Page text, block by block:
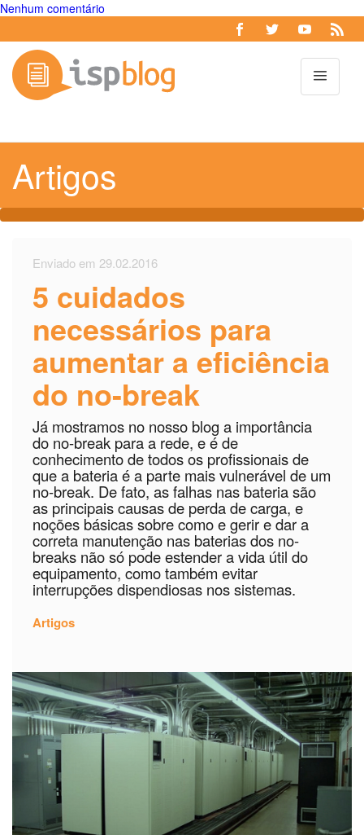
Nenhum comentário
Artigos
Enviado em 29.02.2016
5 cuidados
necessários para
aumentar a eficiência
do no-break
Já mostramos no nosso blog a importância
do no-break para a rede, e é de
conhecimento de todos os profissionais de
que a bateria é a parte mais vulnerável de um
no-break. De fato, as falhas nas bateria são
as principais causas de perda de carga, e
noções básicas sobre como e gerir e dar a
correta manutenção nas baterias dos no-
breaks não só pode estender a vida útil do
equipamento, como também evitar
interrupções dispendiosas nos sistemas.
Artigos